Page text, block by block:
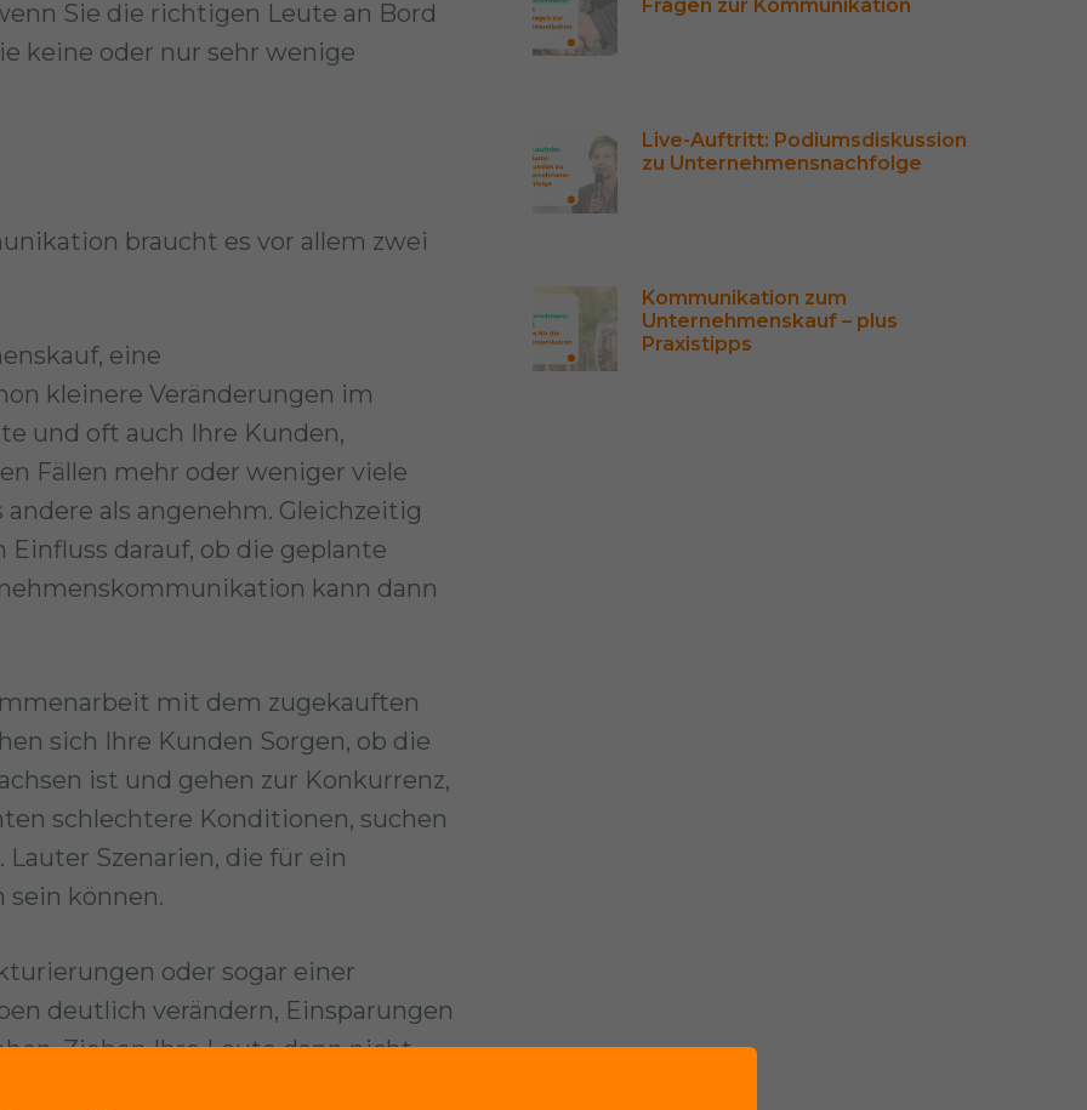
Sie die richtigen Leute an Bord
keine oder nur sehr wenige
braucht es vor allem zwei
eine
kleinere Veränderungen im
und oft auch Ihre Kunden,
Fällen mehr oder weniger viele
andere als angenehm. Gleichzeitig
darauf, ob die geplante
kann dann
mit dem zugekauften
sich Ihre Kunden Sorgen, ob die
ist und gehen zur Konkurrenz,
schlechtere Konditionen, suchen
Szenarien, die für ein
können.
oder sogar einer
deutlich verändern, Einsparungen
Ziehen Ihre Leute dann nicht
sein. Die Mitarbeiter sind
Fragen zur Kommunikation
Live-Auftritt: Podiumsdiskussion
zu Unternehmensnachfolge
Kommunikation zum
Unternehmenskauf – plus
Praxistipps